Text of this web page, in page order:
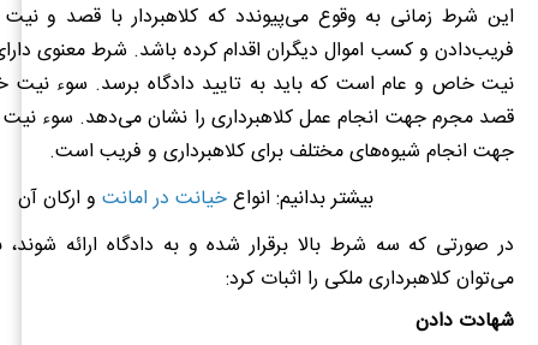
این شرط زمانی به وقوع می‌پیوندد که کلاهبردار با قصد و
فریب‌دادن و کسب اموال دیگران اقدام کرده باشد. شرط معنوی
نیت خاص و عام است که باید به تایید دادگاه برسد. سوء
قصد مجرم جهت انجام عمل کلاهبرداری را نشان می‌دهد. سوء
جهت انجام شیوه‌های مختلف برای کلاهبرداری و فریب است.
بیشتر بدانیم: انواعخیانت در امانت و ارکان آن
در صورتی که سه شرط بالا برقرار شده و به دادگاه ارائه
می‌توان کلاهبرداری ملکی را اثبات کرد:
شهادت دادن